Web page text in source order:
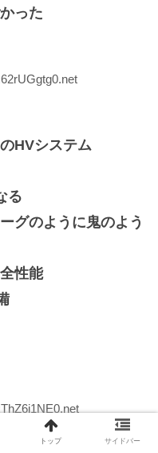
った
HVシステム
る
グのように鬼のよう
性能
トップ サイドバー